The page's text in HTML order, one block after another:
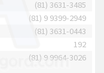
(81) 3631-3485
(81) 9 9399-2949
(81) 3631-0443
192
(81) 9 9964-3026